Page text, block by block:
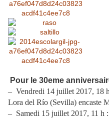
Pour le 30eme
– Vendredi 14 juillet 2017, 18
Lora del Río (Sevilla) encaste
– Samedi 15 juillet 2017, 11 h